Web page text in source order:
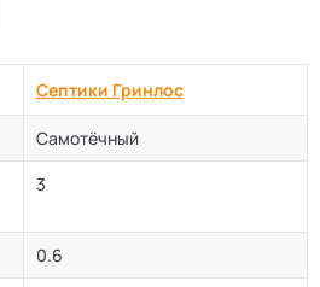
Септики Гринлос
Самотёчный
3
0.6